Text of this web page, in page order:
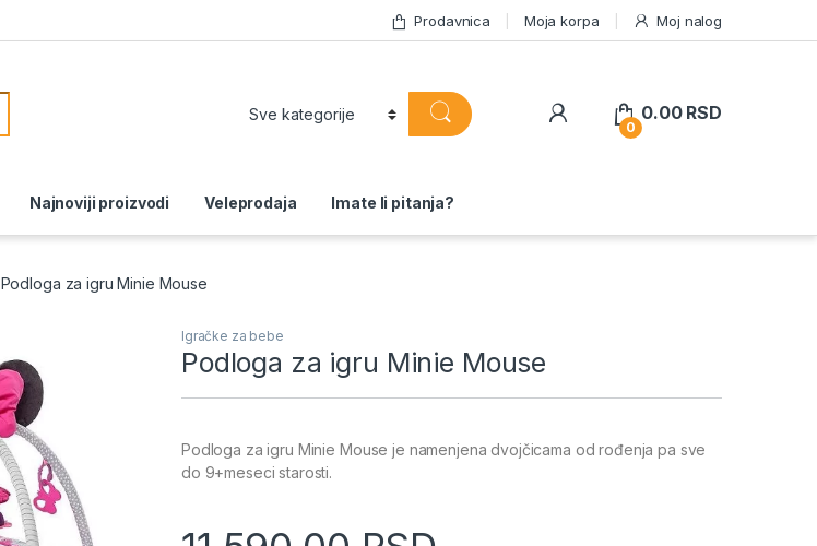
Prodavnica Moja korpa Moj nalog
0
0.00 RSD
Najnoviji proizvodi Veleprodaja Imate li pitanja?
Podloga za igru Minie Mouse
Igračke za bebe
Podloga za igru Minie Mouse
Podloga za igru Minie Mouse je namenjena dvojčicama od rođenja pa sve
do 9+meseci starosti.